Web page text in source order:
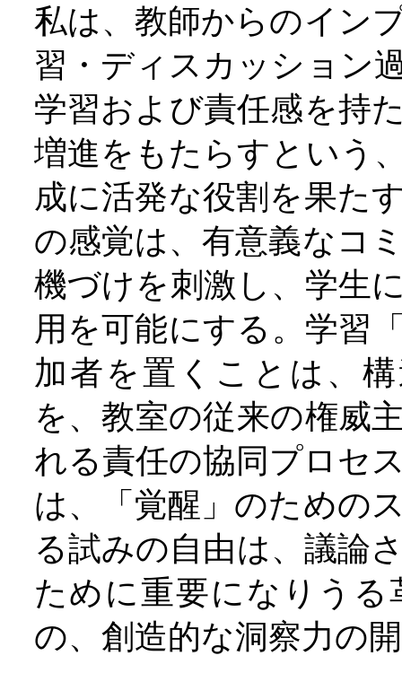
私は、教師からのイン
習・ディスカッション
学習および責任感を持
増進をもたらすという
成に活発な役割を果た
の感覚は、有意義なコ
機づけを刺激し、学生
用を可能にする。学習
加者を置くことは、
を、教室の従来の権威
れる責任の協同プロセ
は、「覚醒」のための
る試みの自由は、議論
ために重要になりう
の、創造的な洞察力の